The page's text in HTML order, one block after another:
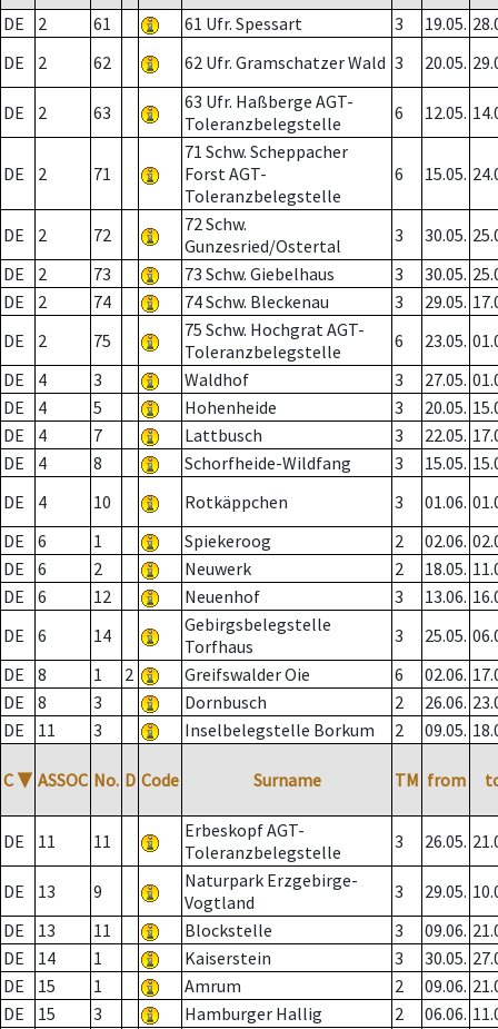
DE 2 61 61 Ufr. Spessart 3 19.05.
DE
2 62 62 Ufr. Gramschatzer Wald 3 20.05.
DE 2 63
63 Ufr. Haßberge AGT-
Toleranzbelegstelle
6 12.05.
DE 2 71
71 Schw. Scheppacher
Forst AGT-
Toleranzbelegstelle
6 15.05.
DE 2 72
72 Schw.
Gunzesried/Ostertal
3 30.05.
DE
2 73 73 Schw. Giebelhaus 3 30.05.
DE
2 74 74 Schw. Bleckenau 3 29.05.
DE
2 75
75 Schw. Hochgrat AGT-
Toleranzbelegstelle
6 23.05.
DE
4 3 Waldhof 3 27.05.
DE
4 5 Hohenheide 3 20.05.
DE
4 7 Lattbusch 3 22.05.
DE
4 8 Schorfheide-Wildfang 3 15.05.
DE
4 10 Rotkäppchen 3 01.06.
DE
6 1 Spiekeroog 2 02.06.
DE
6 2 Neuwerk 2 18.05.
DE
6 12 Neuenhof 3 13.06.
DE
6 14
Gebirgsbelegstelle
Torfhaus
3 25.05.
DE
8 1 2 Greifswalder Oie 6 02.06.
DE
8 3 Dornbusch 2 26.06.
DE
11 3 Inselbelegstelle Borkum 2 09.05.
C ▼ ASSOC No. D Code Surname TM from
DE 11 11
Erbeskopf AGT-
Toleranzbelegstelle
3 26.05.
DE 13 9
Naturpark Erzgebirge-
Vogtland
3 29.05.
DE
13 11 Blockstelle 3 09.06.
DE
14 1 Kaiserstein 3 30.05.
DE
15 1 Amrum 2 09.06.
DE
15 3 Hamburger Hallig 2 06.06.